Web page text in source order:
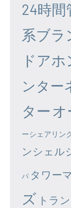
24時間
系ブラ
ドアホ
ンター
ター オ
ーシェアリン
ンシェル
パ タワー
ズ トラ